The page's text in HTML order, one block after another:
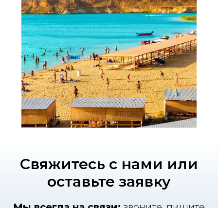
Свяжитесь с нами или
оставьте заявку